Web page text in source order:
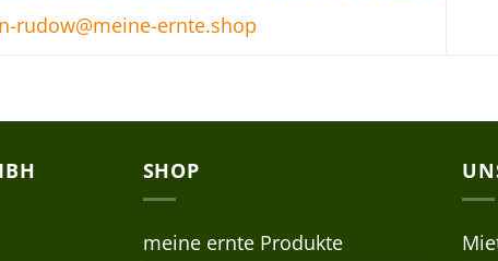
rudow@meine-ernte.shop
SHOP
meine ernte Produkte